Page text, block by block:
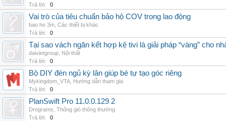
Trả lời:
0
Vai trò của tiêu chuẩn bảo hộ COV trong lao động
bao ho 3m Các thiết bị khác
Trả lời:
0
Tại sao vách ngăn kết hợp kệ tivi là giải pháp “vàng” cho
daivietgroup Nội thất
Trả lời:
0
Bộ DIY đèn ngủ kỳ lân giúp bé tự tạo góc riêng
Mykingdom_VTA Hướng dẫn tham gia
Trả lời:
0
PlanSwift Pro 11.0.0.129 2
Drograms Thông gió thông thường
Trả lời:
0